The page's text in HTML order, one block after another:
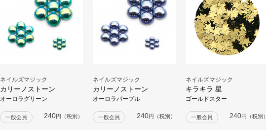
ネイルズマジック
カリーノストーン
オーロラグリーン
一般会員 240円（税別）
ネイルズマジック
カリーノストーン
オーロラパープル
一般会員 240円（税別）
ネイルズマジック
キラキラ 星
ゴールドスター
一般会員 240円（税別）